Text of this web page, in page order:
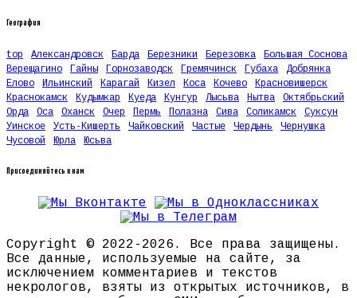
География
top Александровск Барда Березники Березовка
Большая Соснова
Верещагино
Гайны Горнозаводск Гремячинск Губаха
Добрянка
Елово
Ильинский Карагай Кизел Коса Кочево
Красновишерск
Краснокамск
Кудымкар Куеда Кунгур Лысьва Нытва
Октябрьский
Орда
Оса Оханск Очер Пермь Полазна Сива Соликамск
Суксун
Уинское
Усть-Кишерть Чайковский Частые Чердынь
Чернушка
Чусовой
Юрла Юсьва
Присоединяйтесь к нам
Copyright © 2022-2026. Все права защищены.
Все данные, используемые на сайте, за
исключением комментариев и текстов
некрологов, взяты из открытых источников, в